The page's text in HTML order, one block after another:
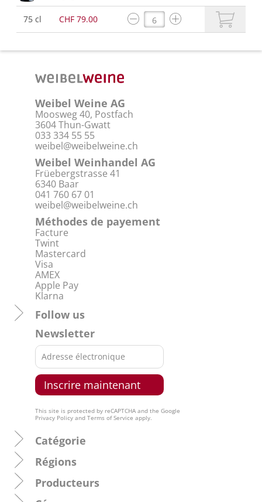
75 cl CHF 79.00
Weibel Weine AG
Moosweg 40, Postfach
3604 Thun-Gwatt
033 334 55 55
weibel@weibelweine.ch
Weibel Weinhandel AG
Früebergstrasse 41
6340 Baar
041 760 67 01
weibel@weibelweine.ch
Méthodes de payement
Facture
Twint
Mastercard
Visa
AMEX
Apple Pay
Klarna
Follow us
Newsletter
This site is protected by reCAPTCHA and the Google
Privacy Policy and Terms of Service apply.
Catégorie
Régions
Producteurs